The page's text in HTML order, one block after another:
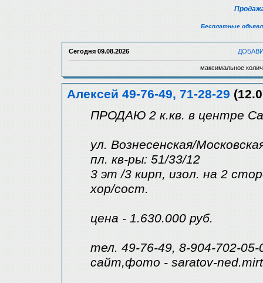
Бесплатные
Сегодня 09.08.2026
максимальное
Алексей 49-76-49, 71-28-29
ПРОДАЮ 2 к.кв. в центре
ул. Вознесенская/
пл. кв-ры: 51/33/12
3 эт /3 кирп, изол. на 2
хор/сост.
цена - 1.630.000 руб.
тел. 49-76-49, 8-904-702-05-
сайт,фото - saratov-